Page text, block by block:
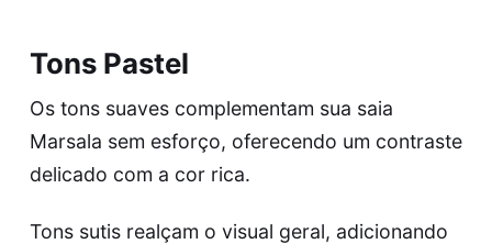
Tons Pastel
Os tons suaves complementam sua saia
Marsala sem esforço, oferecendo um contraste
delicado com a cor rica.
Tons sutis realçam o visual geral, adicionando